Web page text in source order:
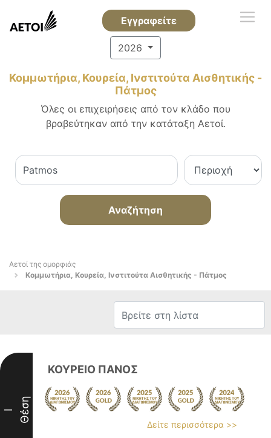
Εγγραφείτε
2026
Κομμωτήρια, Κουρεία, Ινστιτούτα Αισθητικής -
Πάτμος
Όλες οι επιχειρήσεις από τον κλάδο που
βραβεύτηκαν από την κατάταξη Αετοί.
Αναζήτηση
Αετοί της ομορφιάς
Κομμωτήρια, Κουρεία, Ινστιτούτα Αισθητικής - Πάτμος
I Θέση
ΚΟΥΡΕΙΟ ΠΑΝΟΣ
Δείτε περισσότερα >>